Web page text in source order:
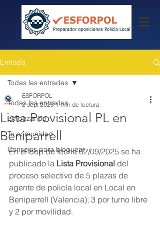
Entrada
Todas las entradas
Empezando
Tu comunidad
Consejos para bloguear
Todas las entradas
Lista Provisional PL en
Beniparrell
ESFORPOL
2 sept 2025 1 min de lectura
En el bop de fecha 02/09/2025 se ha
publicado la Lista Provisional del
proceso selectivo de 5 plazas de
agente de policía local en Local en
Beniparrell (Valencia); 3 por turno libre
y 2 por movilidad.